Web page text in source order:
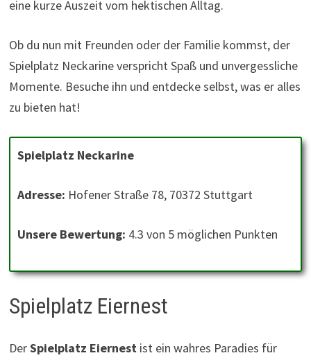
eine kurze Auszeit vom hektischen Alltag.
Ob du nun mit Freunden oder der Familie kommst, der
Spielplatz Neckarine verspricht Spaß und unvergessliche
Momente. Besuche ihn und entdecke selbst, was er alles
zu bieten hat!
Spielplatz Neckarine
Adresse: Hofener Straße 78, 70372 Stuttgart
Unsere Bewertung: 4.3 von 5 möglichen Punkten
Spielplatz Eiernest
DerSpielplatz Eiernestist ein wahres Paradies für